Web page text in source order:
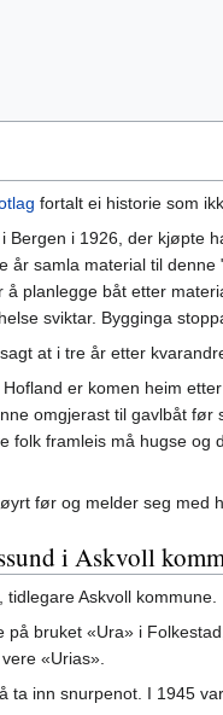
fortalt ei historie som
i 1926, der
år samla material til
planlegge båt etter
sviktar. Bygginga
at i tre år etter
er komen heim
omgjerast til gavlbåt
folk framleis må hugse
før og melder seg med
i Askvoll
, tidlegare Askvoll kommune.
bruket «Ura» i
«Urias».
ta inn snurpenot. I 1945